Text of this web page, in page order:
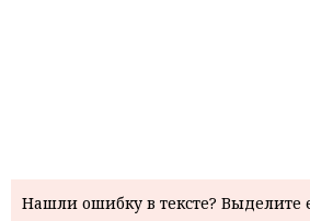
Нашли ошибку в тексте?